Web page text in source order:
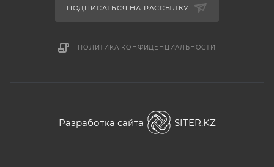
ПОДПИСАТЬСЯ НА РАССЫЛКУ
ПОЛИТИКА КОНФИДЕНЦИАЛЬНОСТИ
Разработка сайта SITER.KZ